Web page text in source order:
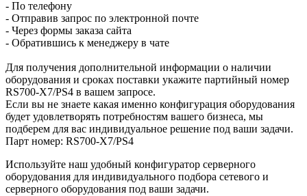
- По телефону
- Отправив запрос по электронной почте
- Через формы заказа сайта
- Обратившись к менеджеру в чате
Для получения дополнительной информации о наличии
оборудования и сроках поставки укажите партийный номер
RS700-X7/PS4 в вашем запросе.
Если вы не знаете какая именно конфигурация оборудования
будет удовлетворять потребностям вашего бизнеса, мы
подберем для вас индивидуальное решение под ваши задачи.
Парт номер: RS700-X7/PS4
Используйте наш удобный конфигуратор серверного
оборудования для индивидуального подбора сетевого и
серверного оборудования под ваши задачи.